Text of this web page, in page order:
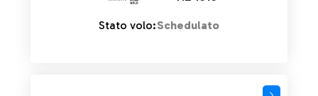
Stato volo:Schedulato